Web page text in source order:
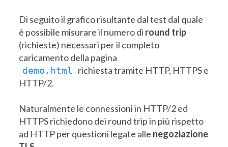
Di seguito il grafico risultante dal test dal quale
è possibile misurare il numero di round trip
(richieste) necessari per il completo
caricamento della pagina
demo.html
richiesta tramite HTTP, HTTPS e
HTTP/2.
Naturalmente le connessioni in HTTP/2 ed
HTTPS richiedono dei round trip in più rispetto
ad HTTP per questioni legate alle negoziazione